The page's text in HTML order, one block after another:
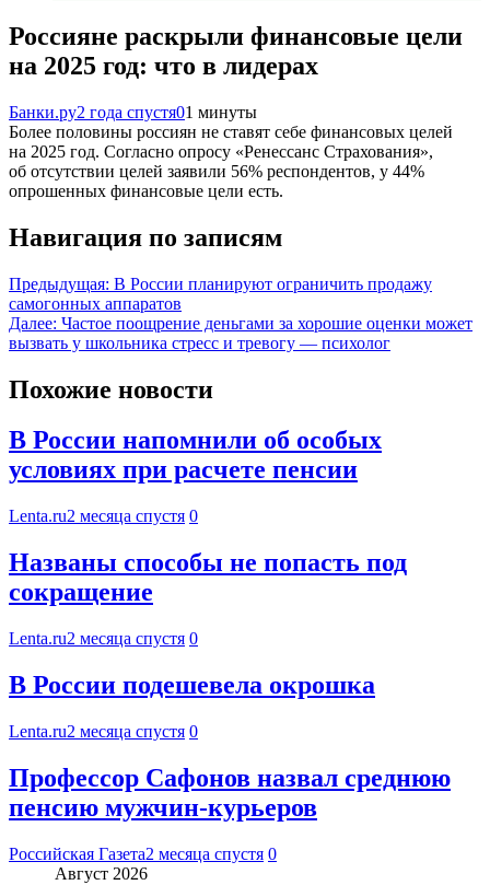
Россияне раскрыли финансовые цели
на 2025 год: что в лидерах
Банки.ру2 года спустя01 минуты
Более половины россиян не ставят себе финансовых целей
на 2025 год. Согласно опросу «Ренессанс Страхования»,
об отсутствии целей заявили 56% респондентов, у 44%
опрошенных финансовые цели есть.
Навигация по записям
Предыдущая: В России планируют ограничить продажу
самогонных аппаратов
Далее: Частое поощрение деньгами за хорошие оценки может
вызвать у школьника стресс и тревогу — психолог
Похожие новости
В России напомнили об особых
условиях при расчете пенсии
Lenta.ru2 месяца спустя 0
Названы способы не попасть под
сокращение
Lenta.ru2 месяца спустя 0
В России подешевела окрошка
Lenta.ru2 месяца спустя 0
Профессор Сафонов назвал среднюю
пенсию мужчин-курьеров
Российская Газета2 месяца спустя 0
Август 2026